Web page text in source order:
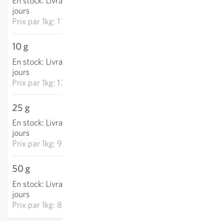
jours
Prix par1kg: 1 786,90 €
10 g
En stock: Livraison 3-5
jours
Prix par1kg: 1 391,00 €
25 g
En stock: Livraison 3-5
jours
Prix par1kg: 920,20 €
50 g
En stock: Livraison 3-5
jours
Prix par1kg: 879,54 €